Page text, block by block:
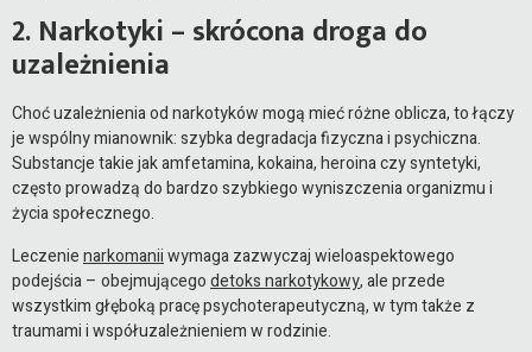
2. Narkotyki – skrócona droga do
uzależnienia
Choć uzależnienia od narkotyków mogą mieć różne oblicza, to łączy
je wspólny mianownik: szybka degradacja fizyczna i psychiczna.
Substancje takie jak amfetamina, kokaina, heroina czy syntetyki,
często prowadzą do bardzo szybkiego wyniszczenia organizmu i
życia społecznego.
Leczenienarkomaniiwymaga zazwyczaj wieloaspektowego
podejścia – obejmującegodetoks narkotykowy, ale przede
wszystkim głęboką pracę psychoterapeutyczną, w tym także z
traumami i współuzależnieniem w rodzinie.